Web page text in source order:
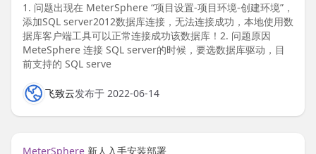
1. 问题出现在 MeterSphere “项目设置-项目环境-创建环境”，
添加SQL server2012数据库连接，无法连接成功，本地使用数
据库客户端工具可以正常连接成功该数据库！2. 问题原因
MeteSphere 连接 SQL server的时候，要选数据库驱动，目
前支持的 SQL serve
飞致云发布于 2022-06-14
MeterSphere 新人入手安装部署